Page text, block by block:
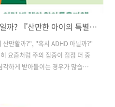
산만한 우리 아이, 정말 문제일까? 『산만한 아이의 특별한 잠재력』에서 배우는 육아 통찰
산만할까?", "혹시 ADHD 아닐까?"
요즘처럼 주의 집중이 점점 더 중
하게 받아들이는 경우가 많습니
까요? 오늘 소개해드릴 『산만한
는 방법을 제시하는 책입니다. 저